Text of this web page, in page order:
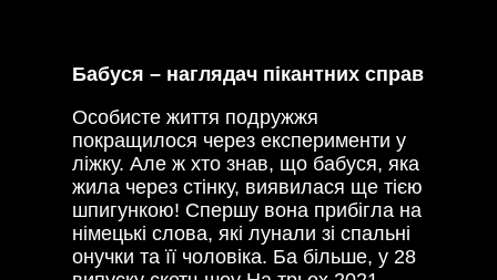
Бабуся – наглядач пікантних справ
Особисте життя подружжя
покращилося через експерименти у
ліжку. Але ж хто знав, що бабуся, яка
жила через стінку, виявилася ще тією
шпигункою! Спершу вона прибігла на
німецькі слова, які лунали зі спальні
онучки та її чоловіка. Ба більше, у 28